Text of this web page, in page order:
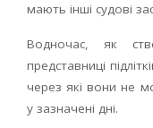
мають інші судові
Водночас, як
представниці
через які вони не
у зазначені дні.